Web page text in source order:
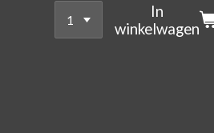
In
winkelwagen